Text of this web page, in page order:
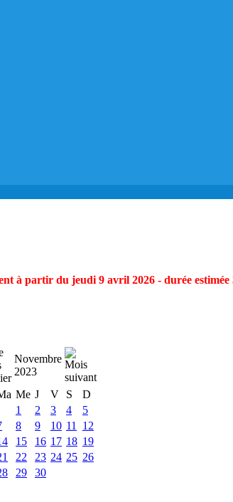
à partir du jeudi 9 avril 2026 - durée estimée
Novembre
2023
Me J V S
D
1
2 3 4
5
8 9 10 11
12
15 16 17 18 19
22 23 24 25 26
29 30